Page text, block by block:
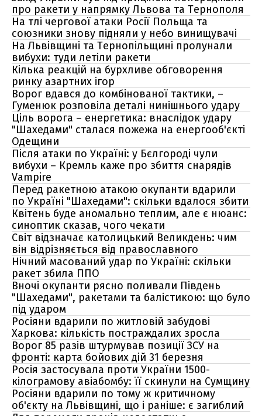
про ракети у напрямку Львова та Тернополя
На тлі чергової атаки Росії Польща та
союзники знову підняли у небо винищувачі
На Львівщині та Тернопільщині пролунали
вибухи: туди летіли ракети
Кілька реакцій на бурхливе обговорення
ринку азартних ігор
Ворог вдався до комбінованої тактики, –
Гуменюк розповіла деталі нинішнього удару
Ціль ворога – енергетика: внаслідок удару
"Шахедами" сталася пожежа на енергооб'єкті
Одещини
Після атаки по Україні: у Бєлгороді чули
вибухи – Кремль каже про збиття снарядів
Vampire
Перед ракетною атакою окупанти вдарили
по Україні "Шахедами": скільки вдалося збити
Квітень буде аномально теплим, але є нюанс:
синоптик сказав, чого чекати
Світ відзначає католицький Великдень: чим
він відрізняється від православного
Нічний масований удар по Україні: скільки
ракет збила ППО
Вночі окупанти рясно поливали Південь
"Шахедами", ракетами та балістикою: що було
під ударом
Росіяни вдарили по житловій забудові
Харкова: кількість постраждалих зросла
Ворог 85 разів штурмував позиції ЗСУ на
фронті: карта бойових дій 31 березня
Росія застосувала проти України 1500-
кілограмову авіабомбу: її скинули на Сумщину
Росіяни вдарили по тому ж критичному
об'єкту на Львівщині, що і раніше: є загиблий